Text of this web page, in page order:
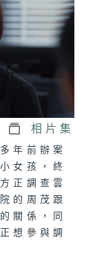
相片集
年前辦案
女孩，終
正調查雲
的周茂跟
關係，同
想參與調